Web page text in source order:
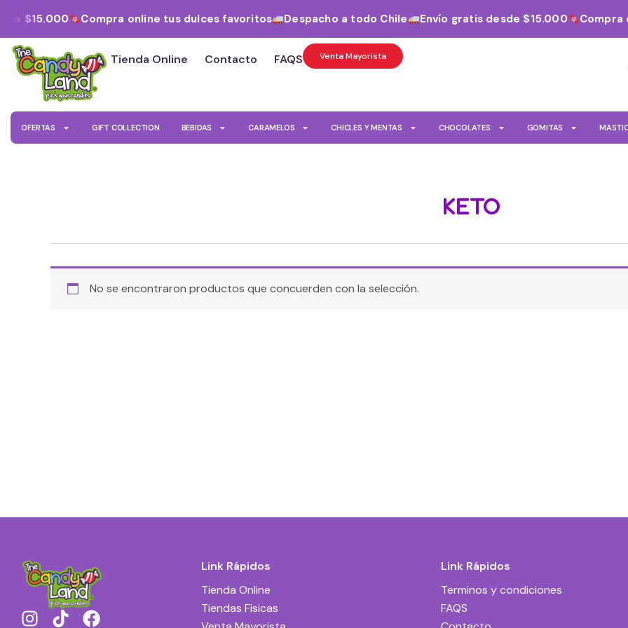
contenido
$15.000 Compra online tus dulces favoritos Despacho a todo Chile Envío gratis desde $15.000 Compra
Tienda Online Contacto FAQS Venta Mayorista
OFERTAS GIFT COLLECTION BEBIDAS CARAMELOS CHICLES Y MENTAS CHOCOLATES GOMITAS
KETO
No se encontraron productos que concuerden con la selección.
I T F
Link Rápidos
Tienda Online
Tiendas Fisicas
Link Rápidos
Terminos y condiciones
FAQS